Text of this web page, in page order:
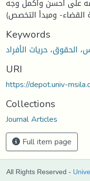
على أحسن وأكمل وجه
Keywords
URI
https://depot.univ-
Collections
Journal Articles
Full item page
All Rights Reserved -